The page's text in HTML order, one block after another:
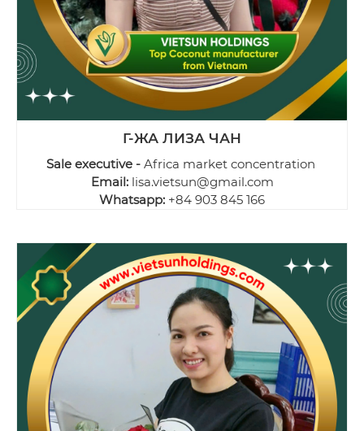
Г-ЖА ЛИЗА ЧАН
Sale executive -Africa market concentration
Email: lisa.vietsun@gmail.com
Whatsapp: +84 903 845 166